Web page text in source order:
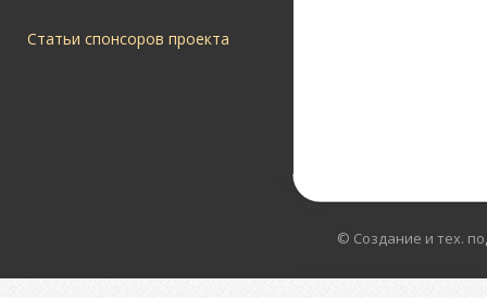
Статьи спонсоров проекта
© Создание и тех.